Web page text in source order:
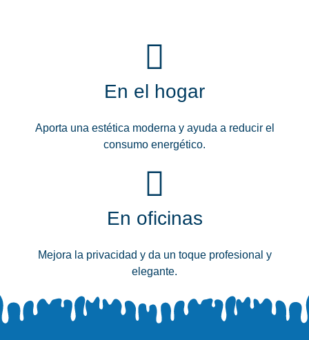
En el hogar
Aporta una estética moderna y ayuda a reducir el
consumo energético.
En oficinas
Mejora la privacidad y da un toque profesional y
elegante.